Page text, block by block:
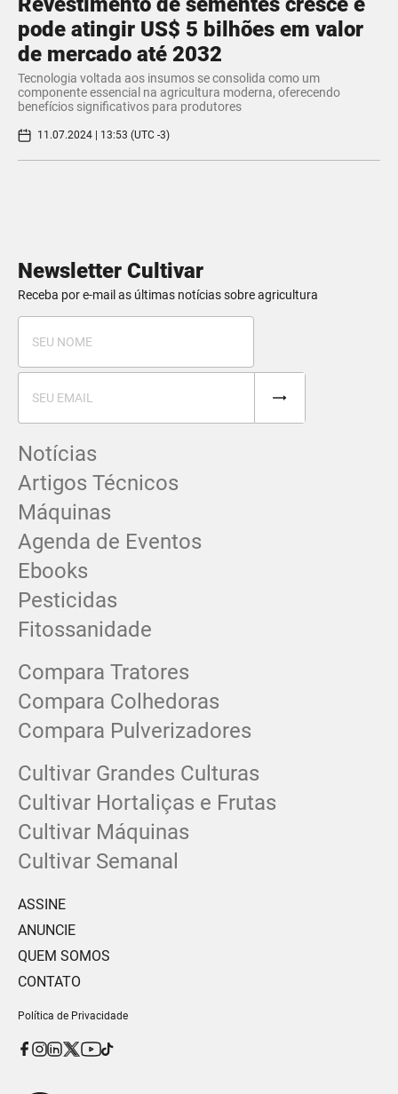
pode atingir US$ 5 bilhões em valor
de mercado até 2032
Tecnologia voltada aos insumos se consolida como um
componente essencial na agricultura moderna, oferecendo
benefícios significativos para produtores
11.07.2024 | 13:53 (UTC -3)
Newsletter Cultivar
Receba por e-mail as últimas notícias sobre agricultura
Notícias
Artigos Técnicos
Máquinas
Agenda de Eventos
Ebooks
Pesticidas
Fitossanidade
Compara Tratores
Compara Colhedoras
Compara Pulverizadores
Cultivar Grandes Culturas
Cultivar Hortaliças e Frutas
Cultivar Máquinas
Cultivar Semanal
ASSINE
ANUNCIE
QUEM SOMOS
CONTATO
Política de Privacidade